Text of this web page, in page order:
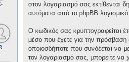
στον λογαριασμό σας εκτίθενται
αυτόματα από το phpBB λογισμικό.
Ο κωδικός σας κρυπτογραφείται
μέσο που έχετε για την πρόσβαση
οποιοσδήποτε που συνδέεται να
τον λογαριασμό σας, μπορείτε να